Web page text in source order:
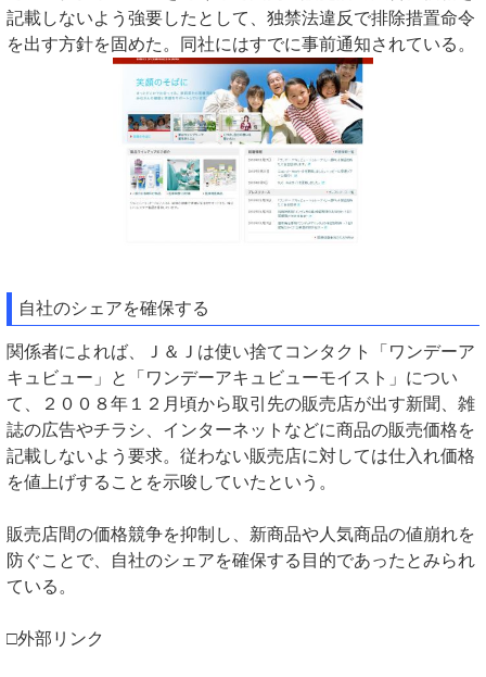
記載しないよう強要したとして、独禁法違反で排除措置命令
を出す方針を固めた。同社にはすでに事前通知されている。
自社のシェアを確保する
関係者によれば、Ｊ＆Ｊは使い捨てコンタクト「ワンデーア
キュビュー」と「ワンデーアキュビューモイスト」につい
て、２００８年１２月頃から取引先の販売店が出す新聞、雑
誌の広告やチラシ、インターネットなどに商品の販売価格を
記載しないよう要求。従わない販売店に対しては仕入れ価格
を値上げすることを示唆していたという。
販売店間の価格競争を抑制し、新商品や人気商品の値崩れを
防ぐことで、自社のシェアを確保する目的であったとみられ
ている。
□外部リンク